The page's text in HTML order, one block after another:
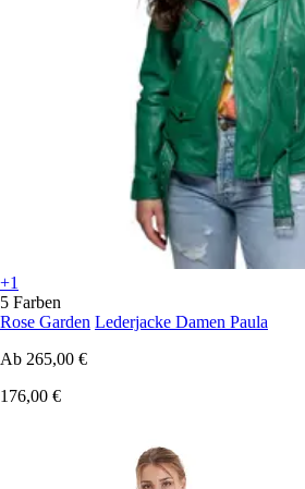
+1
5 Farben
Rose Garden Lederjacke Damen Paula
Ab 265,00 €
176,00 €